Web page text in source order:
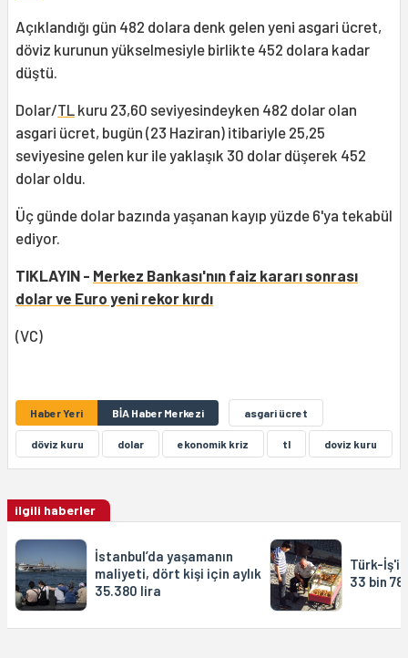
Açıklandığı gün 482 dolara denk gelen yeni asgari ücret,
döviz kurunun yükselmesiyle birlikte 452 dolara kadar
düştü.
Dolar/TL kuru 23,60 seviyesindeyken 482 dolar olan
asgari ücret, bugün (23 Haziran) itibariyle 25,25
seviyesine gelen kur ile yaklaşık 30 dolar düşerek 452
dolar oldu.
Üç günde dolar bazında yaşanan kayıp yüzde 6'ya tekabül
ediyor.
TIKLAYIN - Merkez Bankası'nın faiz kararı sonrası
dolar ve Euro yeni rekor kırdı
(VC)
Haber Yeri BİA Haber Merkezi asgari ücret
döviz kuru dolar ekonomik kriz tl doviz kuru
ilgili haberler
İstanbul’da yaşamanın
maliyeti, dört kişi için aylık
35.380 lira
Türk-İş'in
33 bin